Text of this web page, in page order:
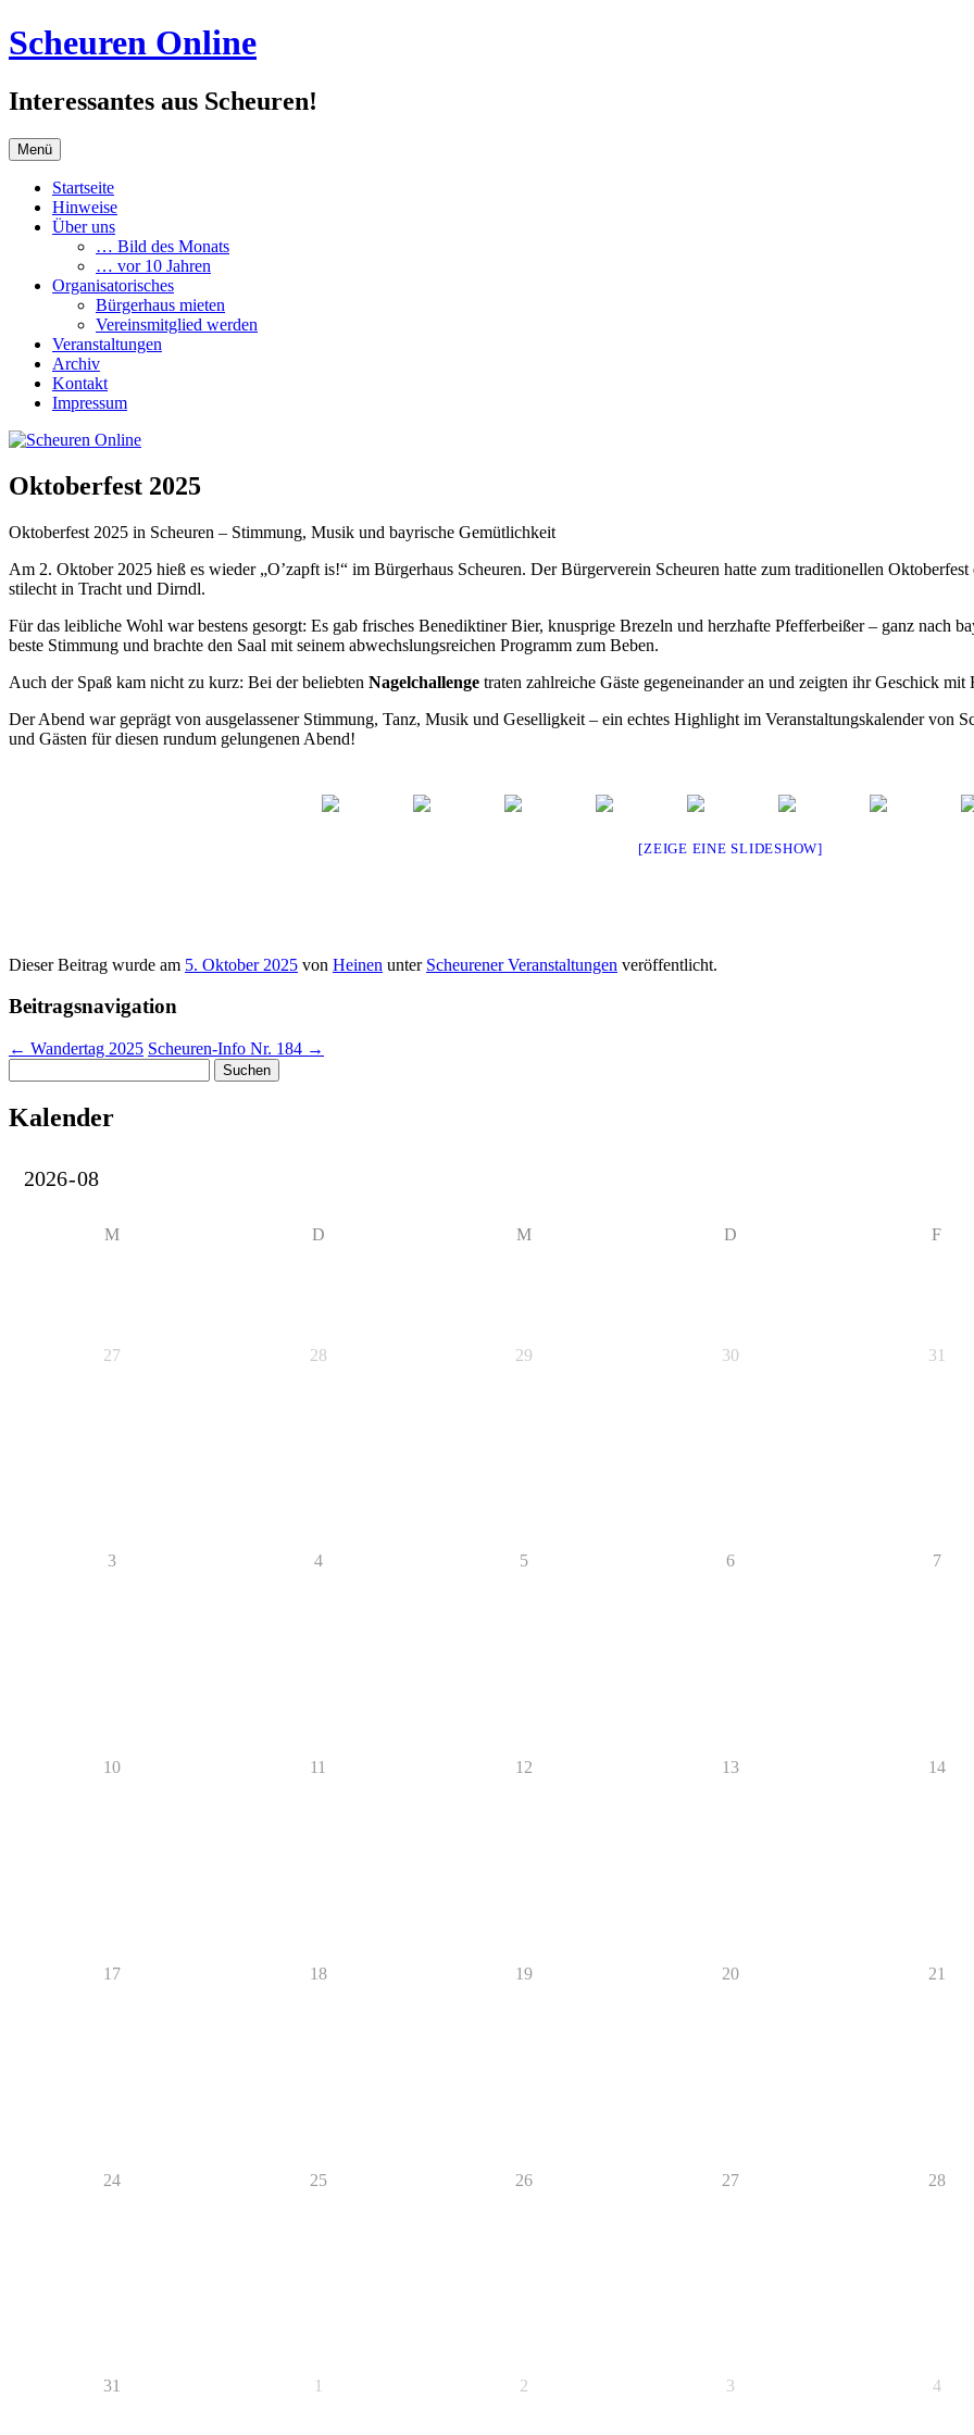
Zum
Inhalt
Scheuren Online
Interessantes aus Scheuren!
Menü
Startseite
Hinweise
Über uns
… Bild des Monats
… vor 10 Jahren
Organisatorisches
Bürgerhaus mieten
Vereinsmitglied werden
Veranstaltungen
Archiv
Kontakt
Impressum
Oktoberfest 2025
Oktoberfest 2025 in Scheuren – Stimmung, Musik und bayrische Gemütlichkeit
Am 2. Oktober 2025 hieß es wieder „O’zapft is!“ im Bürgerhaus Scheuren. Der Bürgerverein Scheuren hatte zum traditionellen
stilecht in Tracht und Dirndl.
Für das leibliche Wohl war bestens gesorgt: Es gab frisches Benediktiner Bier, knusprige Brezeln und herzhafte Pfefferbeißer – ganz nach
beste Stimmung und brachte den Saal mit seinem abwechslungsreichen Programm zum Beben.
Auch der Spaß kam nicht zu kurz: Bei der beliebten Nagelchallenge traten zahlreiche Gäste gegeneinander an und zeigten ihr Geschick
Der Abend war geprägt von ausgelassener Stimmung, Tanz, Musik und Geselligkeit – ein echtes Highlight im Veranstaltungskalender von
und Gästen für diesen rundum gelungenen Abend!
[ZEIGE EINE SLIDESHOW]
Dieser Beitrag wurde am 5. Oktober 2025 von Heinen unter Scheurener Veranstaltungen veröffentlicht.
Beitragsnavigation
← Wandertag 2025 Scheuren-Info Nr. 184 →
nach:
Kalender
M D M D F
27 28 29 30 31
3 4 5 6 7
10 11 12 13 14
17 18 19 20 21
24 25 26 27 28
31 1 2 3 4